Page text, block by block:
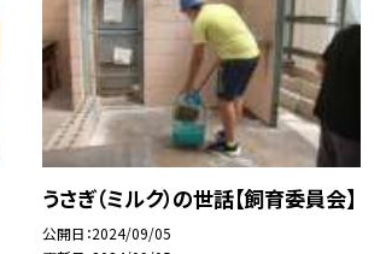
うさぎ（ミルク）の世話【飼育委員会】
公開日 2024/09/05